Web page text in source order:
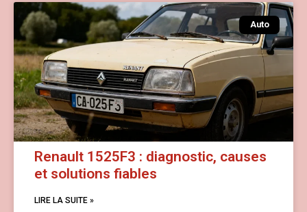
Auto
Renault 1525F3 : diagnostic, causes
et solutions fiables
LIRE LA SUITE »